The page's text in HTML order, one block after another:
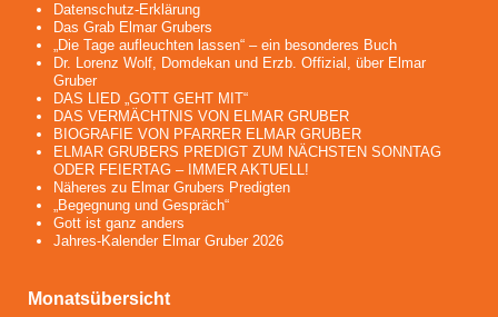
Datenschutz-Erklärung
Das Grab Elmar Grubers
„Die Tage aufleuchten lassen“ – ein besonderes Buch
Dr. Lorenz Wolf, Domdekan und Erzb. Offizial, über Elmar
Gruber
DAS LIED „GOTT GEHT MIT“
DAS VERMÄCHTNIS VON ELMAR GRUBER
BIOGRAFIE VON PFARRER ELMAR GRUBER
ELMAR GRUBERS PREDIGT ZUM NÄCHSTEN SONNTAG
ODER FEIERTAG – IMMER AKTUELL!
Näheres zu Elmar Grubers Predigten
„Begegnung und Gespräch“
Gott ist ganz anders
Jahres-Kalender Elmar Gruber 2026
Monatsübersicht